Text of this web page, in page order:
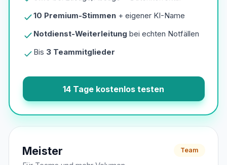
10 Premium-Stimmen+ eigener KI-Name
Notdienst-Weiterleitung bei echten Notfällen
Bis 3 Teammitglieder
14 Tage kostenlos testen
Meister Team